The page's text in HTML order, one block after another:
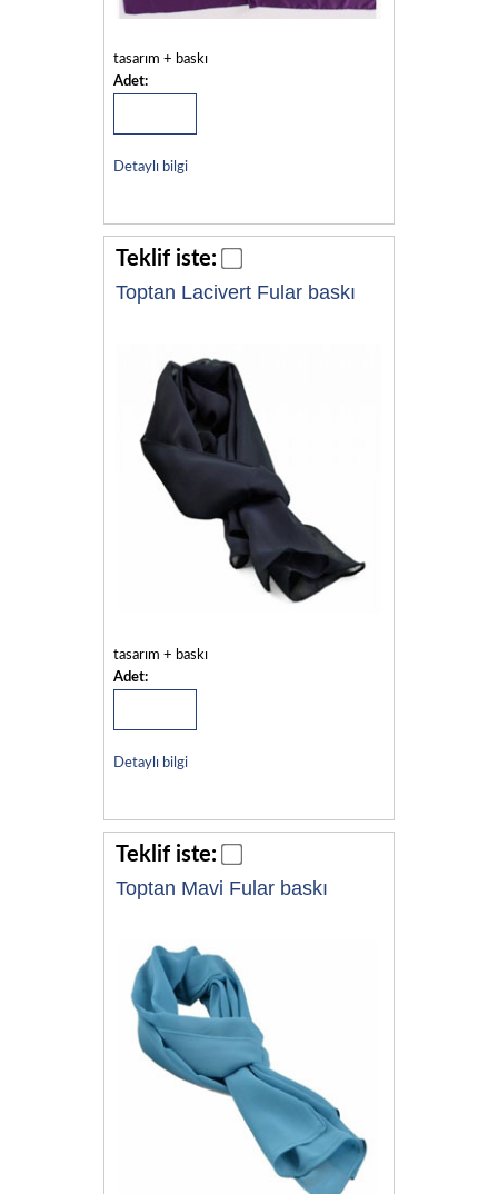
tasarım + baskı
Adet:
Detaylı bilgi
Teklif iste:
Toptan Lacivert Fular baskı
tasarım + baskı
Adet:
Detaylı bilgi
Teklif iste:
Toptan Mavi Fular baskı